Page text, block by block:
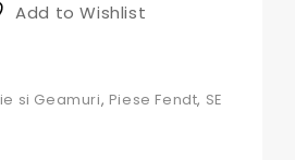
Add to Wishlist
si Geamuri, Piese Fendt, SE